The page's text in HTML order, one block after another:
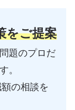
をご提案
題のプロだ
。
の相談を